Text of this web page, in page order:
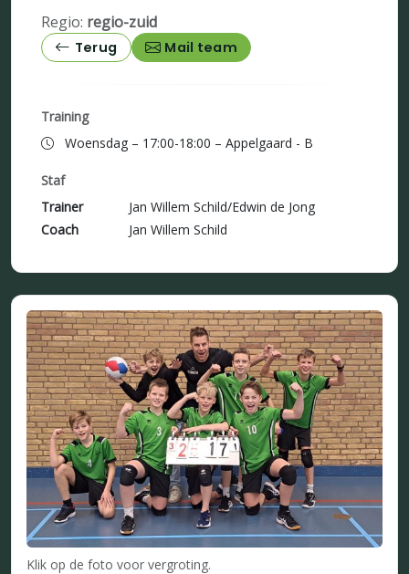
Regio: regio-zuid
Terug Mail team
Training
Woensdag – 17:00-18:00 – Appelgaard - B
Staf
Trainer
Jan Willem Schild/Edwin de Jong
Coach
Jan Willem Schild
Klik op de foto voor vergroting.